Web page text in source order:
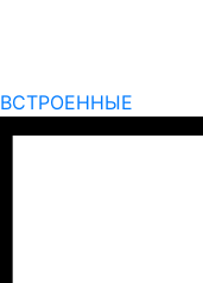
ВСТРОЕННЫЕ